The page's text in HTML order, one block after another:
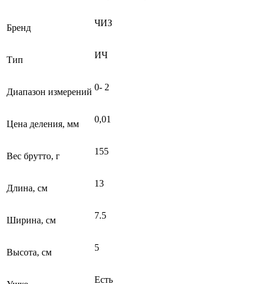
Бренд ЧИЗ
Тип ИЧ
Диапазон измерений 0- 2
Цена деления, мм 0,01
Вес брутто, г 155
Длина, см 13
Ширина, см 7.5
Высота, см 5
Есть